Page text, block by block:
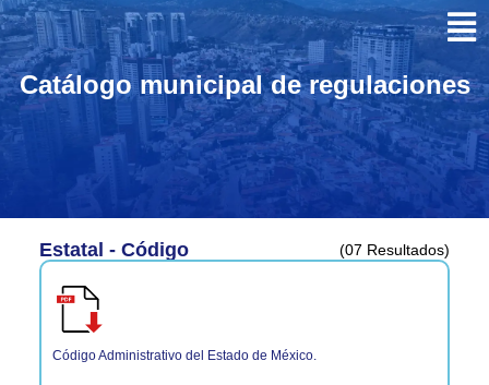
Catálogo municipal de regulaciones
Estatal - Código (07 Resultados)
Código Administrativo del Estado de México.